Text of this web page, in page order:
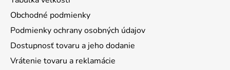
Obchodné podmienky
Podmienky ochrany osobných údajov
Dostupnosť tovaru a jeho dodanie
Vrátenie tovaru a reklamácie